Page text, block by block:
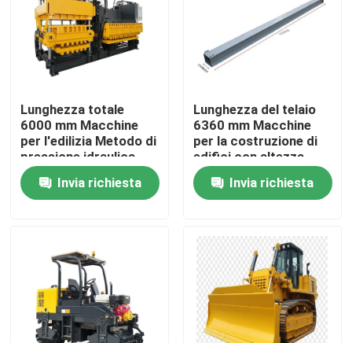
Visita alla fabbrica
Contattaci
Notizie
Macchinari per le aziende agricole
Macchine per la logistica
Lunghezza totale
6000 mm Macchine
per l'edilizia Metodo di
pressione idraulica
Ciclo di stampaggio
10-12s Attrezzature
per impieghi gravosi
Invia richiesta
Lunghezza del telaio
6360 mm Macchine
per la costruzione di
edifici con altezza
2050 mm e lunghezza
complessiva 6000 mm
per durevole
Invia richiesta